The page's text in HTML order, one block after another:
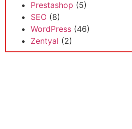
Prestashop (5)
SEO(8)
WordPress(46)
Zentyal (2)